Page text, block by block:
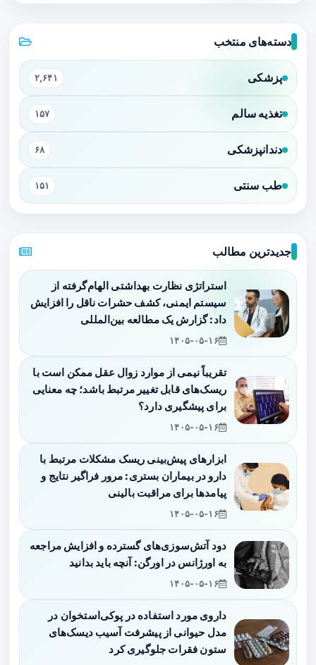
دسته‌های منتخب
پزشکی ۲,۶۴۱
تغذیه سالم ۱۵۷
دندانپزشکی ۶۸
طب سنتی ۱۵۱
جدیدترین مطالب
استراتژی نظارت بهداشتی الهام‌گرفته از
سیستم ایمنی، کشف حشرات ناقل را افزایش
داد: گزارش یک مطالعه بین‌المللی
۱۴۰۵-۰۵-۱۶
تقریباً نیمی از موارد زوال عقل ممکن است با
ریسک‌های قابل تغییر مرتبط باشد؛ چه معنایی
برای پیشگیری دارد؟
۱۴۰۵-۰۵-۱۶
ابزارهای پیش‌بینی ریسک مشکلات مرتبط با
دارو در بیماران بستری: مرور فراگیر نتایج و
پیامدها برای مراقبت بالینی
۱۴۰۵-۰۵-۱۶
دود آتش‌سوزی‌های گسترده و افزایش مراجعه
به اورژانس در اورگن: آنچه باید بدانید
۱۴۰۵-۰۵-۱۶
داروی مورد استفاده در پوکی‌استخوان در
مدل حیوانی از پیشرفت آسیب دیسک‌های
ستون فقرات جلوگیری کرد